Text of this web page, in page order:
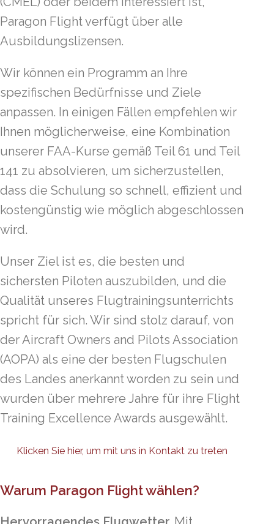
Paragon Flight verfügt über alle
Ausbildungslizensen.
Wir können ein Programm an Ihre
spezifischen Bedürfnisse und Ziele
anpassen. In einigen Fällen empfehlen wir
Ihnen möglicherweise, eine Kombination
unserer FAA-Kurse gemäß Teil 61 und Teil
141 zu absolvieren, um sicherzustellen,
dass die Schulung so schnell, effizient und
kostengünstig wie möglich abgeschlossen
wird.
Unser Ziel ist es, die besten und
sichersten Piloten auszubilden, und die
Qualität unseres Flugtrainingsunterrichts
spricht für sich. Wir sind stolz darauf, von
der Aircraft Owners and Pilots Association
(AOPA) als eine der besten Flugschulen
des Landes anerkannt worden zu sein und
wurden über mehrere Jahre für ihre Flight
Training Excellence Awards ausgewählt.
Klicken Sie hier, um mit uns in Kontakt zu treten
Warum Paragon Flight wählen?